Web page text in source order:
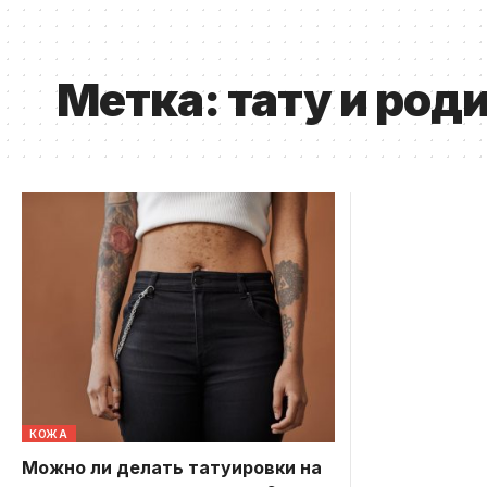
Метка:тату и
КОЖА
Можно ли делать татуировки на